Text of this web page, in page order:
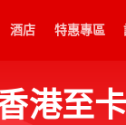
酒店 特惠專區
港至